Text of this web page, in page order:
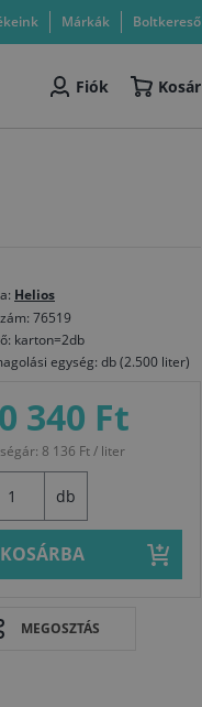
Márkák Boltkereső
Fiók Kosár
Helios
76519
karton=2db
egység: db (2.500 liter)
340 Ft
8 136 Ft / liter
db
KOSÁRBA
MEGOSZTÁS